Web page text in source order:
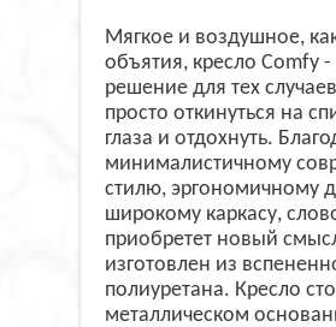
Мягкое и воздушное,
объятия, кресло Comfy
решение для тех
просто откинуться на
глаза и отдохнуть.
минималистичному
стилю, эргономичному
широкому каркасу,
приобретет новый
изготовлен из
полиуретана. Кресло
металлическом